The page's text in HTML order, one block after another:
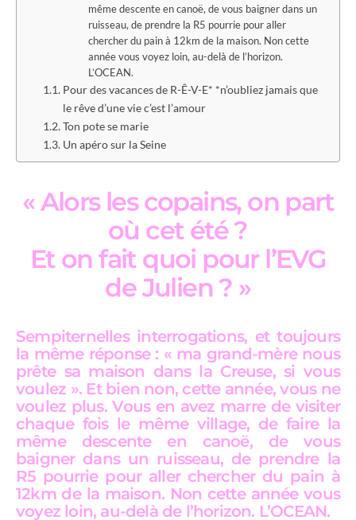
même descente en canoë, de vous baigner dans un
ruisseau, de prendre la R5 pourrie pour aller
chercher du pain à 12km de la maison. Non cette
année vous voyez loin, au-delà de l’horizon.
L’OCEAN.
Pour des vacances de R-Ê-V-E* *n’oubliez jamais que
le rêve d’une vie c’est l’amour
Ton pote se marie
Un apéro sur la Seine
« Alors les copains, on part
où cet été ?
Et on fait quoi pour l’EVG
de Julien ? »
Sempiternelles interrogations, et toujours
la même réponse : « ma grand-mère nous
prête sa maison dans la Creuse, si vous
voulez ». Et bien non, cette année, vous ne
voulez plus. Vous en avez marre de visiter
chaque fois le même village, de faire la
même descente en canoë, de vous
baigner dans un ruisseau, de prendre la
R5 pourrie pour aller chercher du pain à
12km de la maison. Non cette année vous
voyez loin, au-delà de l’horizon. L’OCEAN.